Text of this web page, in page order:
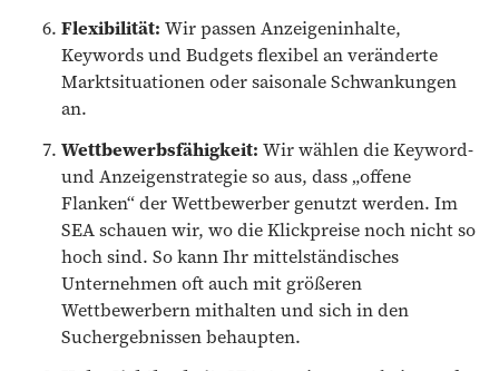
Flexibilität: Wir passen Anzeigeninhalte,
Keywords und Budgets flexibel an veränderte
Marktsituationen oder saisonale Schwankungen
an.
Wettbewerbsfähigkeit: Wir wählen die Keyword-
und Anzeigenstrategie so aus, dass „offene
Flanken“ der Wettbewerber genutzt werden. Im
SEA schauen wir, wo die Klickpreise noch nicht so
hoch sind. So kann Ihr mittelständisches
Unternehmen oft auch mit größeren
Wettbewerbern mithalten und sich in den
Suchergebnissen behaupten.